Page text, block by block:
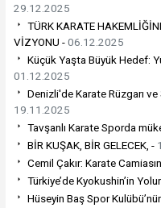
29.12.2025
TÜRK KARATE
VİZYONU -06.12.2025
Küçük Yaşta Büyük Hedef:
01.12.2025
Denizli'de Karate Rüzgarı
19.11.2025
Tavşanlı Karate Sporda
BİR KUŞAK, BİR GELECEK, -
Cemil Çakır: Karate
Türkiye’de Kyokushin’in
Hüseyin Baş Spor